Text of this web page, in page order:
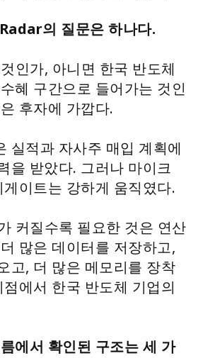
의 질문은 하나다.
인가, 아니면 한국 반도체
혜 구간으로 들어가는 것인
후자에 가깝다.
실적과 자사주 매입 계획에
을 받았다. 그러나 마이크
이트는 강하게 움직였다.
커질수록 필요한 것은 연산
많은 데이터를 저장하고,
고, 더 많은 메모리를 장착
에서 한국 반도체 기업의
에서 확인된 구조는 세 가